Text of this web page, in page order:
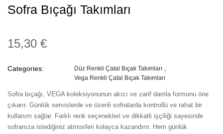
Sofra Bıçağı Takımları
15,30 €
Categories:
Düz Renkli Çatal Bıçak Takımları
Vega Renkli Çatal Bıçak Takımları
Sofra bıçağı, VEGA koleksiyonunun akıcı ve zarif damla formunu öne
çıkarır. Günlük servislerde ve özenli sofralarda kontrollü ve rahat bir
kullanım sağlar. Farklı renk seçenekleri ve dikkatli işçiliği sayesinde
sofranıza istediğiniz atmosferi kolayca kazandırır. Hem günlük